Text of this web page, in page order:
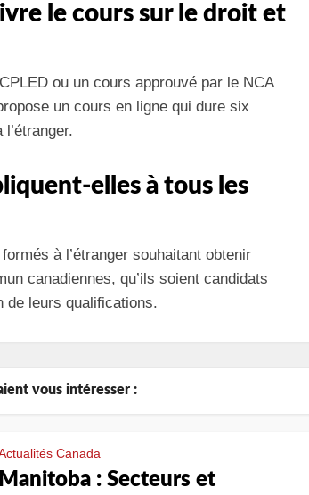
le cours sur le droit et
ou un cours approuvé par le NCA
un cours en ligne qui dure six
elles à tous les
à l’étranger souhaitant obtenir
canadiennes, qu’ils soient candidats
de leurs qualifications.
vous intéresser :
Canada
Manitoba : Secteurs et